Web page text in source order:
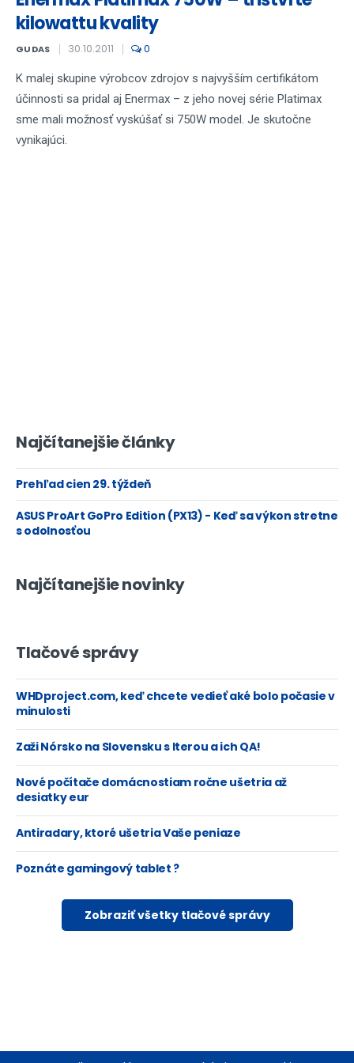
kilowattu kvality
GUDAS 30.10.2011 0
K malej skupine výrobcov zdrojov s najvyšším certifikátom
účinnosti sa pridal aj Enermax – z jeho novej série Platimax
sme mali možnosť vyskúšať si 750W model. Je skutočne
vynikajúci.
Najčítanejšie články
Prehľad cien 29. týždeň
ASUS ProArt GoPro Edition (PX13) - Keď sa výkon stretne
s odolnosťou
Najčítanejšie novinky
Tlačové správy
WHDproject.com, keď chcete vedieť aké bolo počasie v
minulosti
Zaži Nórsko na Slovensku s Iterou a ich QA!
Nové počítače domácnostiam ročne ušetria až
desiatky eur
Antiradary, ktoré ušetria Vaše peniaze
Poznáte gamingový tablet ?
Zobraziť všetky tlačové správy